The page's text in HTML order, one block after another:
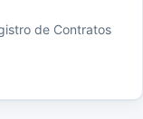
de Contratos